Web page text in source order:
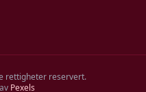
rettigheter reservert.
Pexels